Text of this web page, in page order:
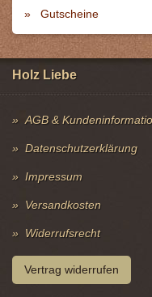
Gutscheine
Holz Liebe
AGB &
Datenschutzerklärung
Impressum
Versandkosten
Widerrufsrecht
Vertrag widerrufen